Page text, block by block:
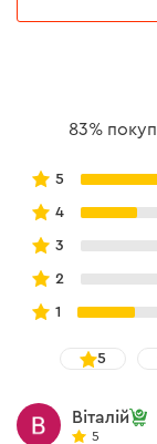
МАТЕРИАЛ
Бур для
стали, что
получаете
материал по
83%
5
4
3
2
1
5
Віталій
5